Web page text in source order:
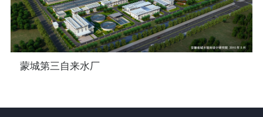
蒙城第三自来水厂